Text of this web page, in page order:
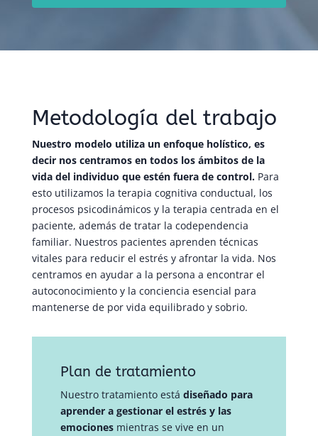
Metodología del trabajo
Nuestro modelo utiliza un enfoque holístico, es
decir nos centramos en todos los ámbitos de la
vida del individuo que estén fuera de control. Para
esto utilizamos la terapia cognitiva conductual, los
procesos psicodinámicos y la terapia centrada en el
paciente, además de tratar la codependencia
familiar. Nuestros pacientes aprenden técnicas
vitales para reducir el estrés y afrontar la vida. Nos
centramos en ayudar a la persona a encontrar el
autoconocimiento y la conciencia esencial para
mantenerse de por vida equilibrado y sobrio.
Plan de tratamiento
Nuestro tratamiento está diseñado para
aprender a gestionar el estrés y las
emocionesmientras se vive en un